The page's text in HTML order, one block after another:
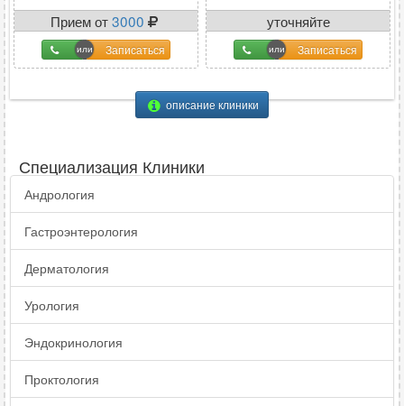
Прием от3000
Записаться
уточняйте
Записаться
описание клиники
Специализация Клиники
Андрология
Гастроэнтерология
Дерматология
Урология
Эндокринология
Проктология